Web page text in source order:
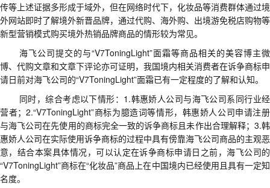
传等上述证据多形成于域外，但在网络时代下，化妆品等消费群体通过境
外网站即时了解境外新晋品牌，通过代购、海外购、出境游免税店购物等
新型营销模式购买境外热销品牌商品的情形较为常见。
海飞公司提交的与“V7ToningLight”面霜等商品相关的美容博主微
博、代购文章和文章下评论亦可证明，我国境内相关消费者在诉争商标申
请日前对海飞公司的“V7ToningLight”面霜已有一定程度的了解和认知。
同时，综合考虑以下情形： 1.韩惠娇人公司与海飞公司系同行业经
营者；2.“V7ToningLight”商标为臆造词等情形，韩惠娇人公司申请注册
与海飞公司在先使用的商标完全一致的诉争商标且未作出合理解释； 3.韩
惠娇人公司在实际使用诉争商标的过程中具有傍靠海飞公司商品的主观恶
意，结合本案具体情况，可以认定在诉争商标申请日之前，海飞公司的
“V7ToningLight”商标在“化妆品”商品上在中国境内已经使用且具有一定知
名度。